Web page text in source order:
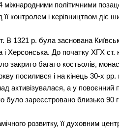
міжнародними політичними
контролем і керівництвом діє
В 1321 р. була заснована
До початку ХГХ ст.
закрито багато костьолів,
посилився і на кінець 30-х
активізувалася, а у
було зареєстровано близько 90
розвитку, її духовним